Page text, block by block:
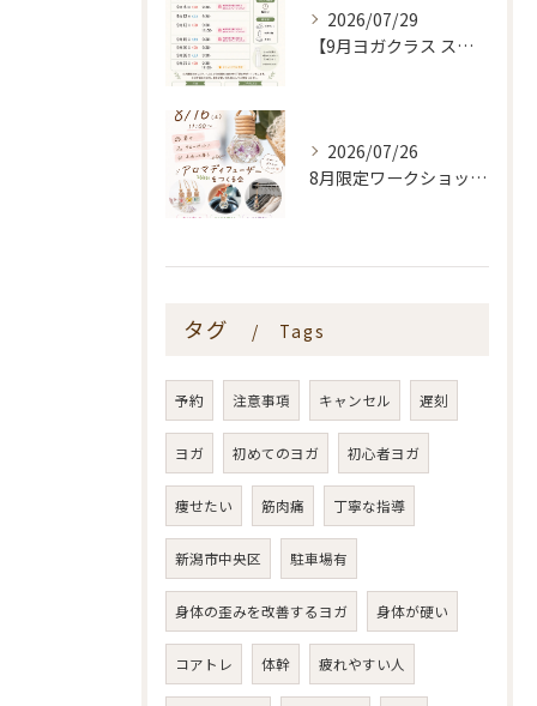
2026/07/29
【9月ヨガクラス スケジュールのお知らせ🌿】
2026/07/26
8月限定ワークショップ🌿🫧
タグ Tags
予約 注意事項 キャンセル 遅刻
ヨガ 初めてのヨガ 初心者ヨガ
痩せたい 筋肉痛 丁寧な指導
新潟市中央区 駐車場有
身体の歪みを改善するヨガ 身体が硬い
コアトレ 体幹 疲れやすい人